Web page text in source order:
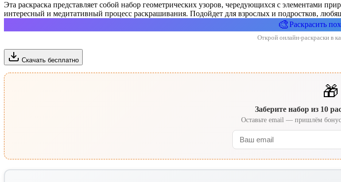
Эта раскраска представляет собой набор геометрических узоров, чередующихся с элементами
интересный и медитативный процесс раскрашивания. Подойдет для взрослых и подростков,
🎨Раскрасить
Открой онлайн-раскраски в
Скачать бесплатно
🎁
Заберите набор из 10
Оставьте email — пришлём